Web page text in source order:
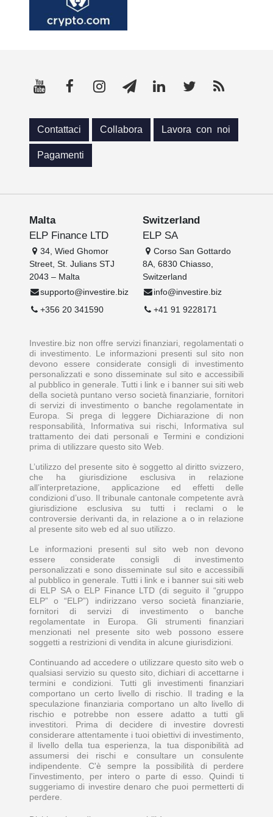
Contattaci Collabora Lavora con noi
Pagamenti
Malta
ELP Finance LTD
34, Wied Ghomor
Street, St. Julians STJ
2043 – Malta
supporto@investire.biz
+356 20 341590
Switzerland
ELP SA
Corso San Gottardo
8A, 6830 Chiasso,
Switzerland
info@investire.biz
+41 91 9228171
Investire.biz non offre servizi finanziari, regolamentati o
di investimento. Le informazioni presenti sul sito non
devono essere considerate consigli di investimento
personalizzati e sono disseminate sul sito e accessibili
al pubblico in generale. Tutti i link e i banner sui siti web
della società puntano verso società finanziarie, fornitori
di servizi di investimento o banche regolamentate in
Europa. Si prega di leggere Dichiarazione di non
responsabilità, Informativa sui rischi, Informativa sul
trattamento dei dati personali e Termini e condizioni
prima di utilizzare questo sito Web.
L’utilizzo del presente sito è soggetto al diritto svizzero,
che ha giurisdizione esclusiva in relazione
all’interpretazione, applicazione ed effetti delle
condizioni d’uso. Il tribunale cantonale competente avrà
giurisdizione esclusiva su tutti i reclami o le
controversie derivanti da, in relazione a o in relazione
al presente sito web ed al suo utilizzo.
Le informazioni presenti sul sito web non devono
essere considerate consigli di investimento
personalizzati e sono disseminate sul sito e accessibili
al pubblico in generale. Tutti i link e i banner sui siti web
di ELP SA o ELP Finance LTD (di seguito il “gruppo
ELP” o “ELP”) indirizzano verso società finanziarie,
fornitori di servizi di investimento o banche
regolamentate in Europa. Gli strumenti finanziari
menzionati nel presente sito web possono essere
soggetti a restrizioni di vendita in alcune giurisdizioni.
Continuando ad accedere o utilizzare questo sito web o
qualsiasi servizio su questo sito, dichiari di accettarne i
termini e condizioni. Tutti gli investimenti finanziari
comportano un certo livello di rischio. Il trading e la
speculazione finanziaria comportano un alto livello di
rischio e potrebbe non essere adatto a tutti gli
investitori. Prima di decidere di investire dovresti
considerare attentamente i tuoi obiettivi di investimento,
il livello della tua esperienza, la tua disponibilità ad
assumersi dei rischi e consultare un consulente
indipendente. C'è sempre la possibilità di perdere
l'investimento, per intero o parte di esso. Quindi ti
suggeriamo di investire denaro che puoi permetterti di
perdere.